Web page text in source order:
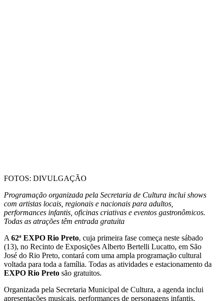
FOTOS: DIVULGAÇÃO
Programação organizada pela Secretaria de Cultura inclui shows
com artistas locais, regionais e nacionais para adultos,
performances infantis, oficinas criativas e eventos gastronômicos.
Todas as atrações têm entrada gratuita
A 62ª EXPO Rio Preto, cuja primeira fase começa neste sábado
(13), no Recinto de Exposições Alberto Bertelli Lucatto, em São
José do Rio Preto, contará com uma ampla programação cultural
voltada para toda a família. Todas as atividades e estacionamento da
EXPO Rio Preto são gratuitos.
Organizada pela Secretaria Municipal de Cultura, a agenda inclui
apresentações musicais, performances de personagens infantis,